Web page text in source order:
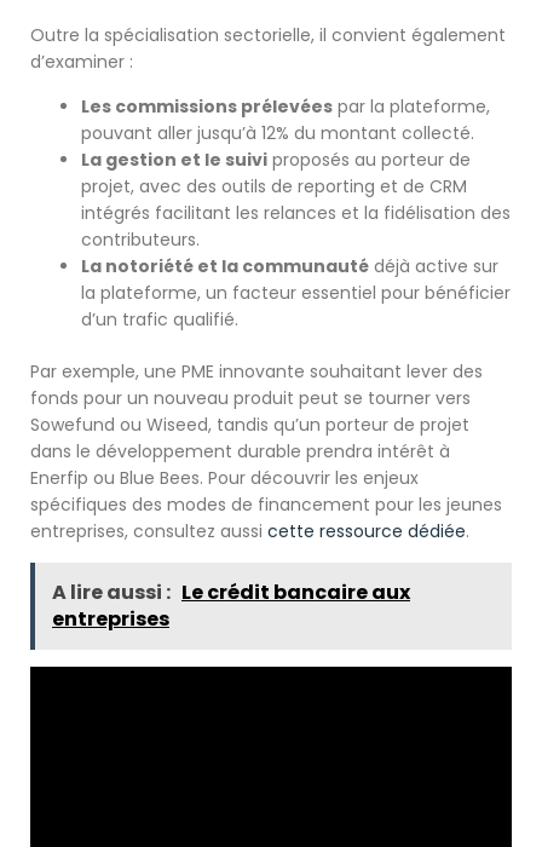
Outre la spécialisation sectorielle, il convient également
d’examiner :
Les commissions prélevées par la plateforme,
pouvant aller jusqu’à 12% du montant collecté.
La gestion et le suivi proposés au porteur de
projet, avec des outils de reporting et de CRM
intégrés facilitant les relances et la fidélisation des
contributeurs.
La notoriété et la communauté déjà active sur
la plateforme, un facteur essentiel pour bénéficier
d’un trafic qualifié.
Par exemple, une PME innovante souhaitant lever des
fonds pour un nouveau produit peut se tourner vers
Sowefund ou Wiseed, tandis qu’un porteur de projet
dans le développement durable prendra intérêt à
Enerfip ou Blue Bees. Pour découvrir les enjeux
spécifiques des modes de financement pour les jeunes
entreprises, consultez aussi cette ressource dédiée.
A lire aussi : Le crédit bancaire aux
entreprises